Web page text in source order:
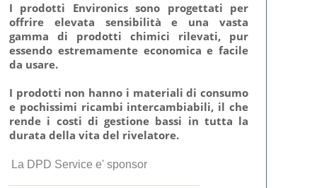
I prodotti Environics sono progettati per
offrire elevata sensibilità e una vasta
gamma di prodotti chimici rilevati, pur
essendo estremamente economica e facile
da usare.
I prodotti non hanno i materiali di consumo
e pochissimi ricambi intercambiabili, il che
rende i costi di gestione bassi in tutta la
durata della vita del rivelatore.
La DPD Service e' sponsor